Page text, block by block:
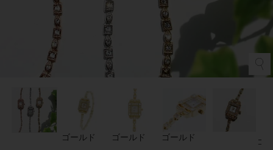
ゴールド ゴールド ゴールド ゴ